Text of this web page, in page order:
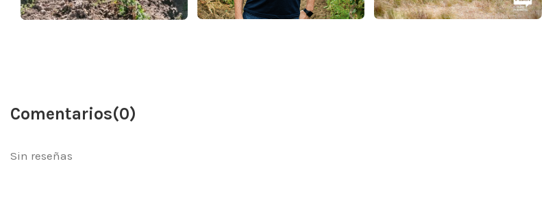
Comentarios(0)
Sin reseñas